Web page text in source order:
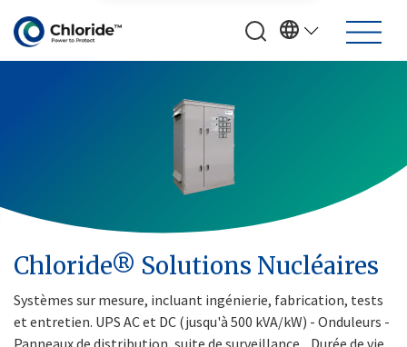
Chloride® Solutions Nucléaires
Systèmes sur mesure, incluant ingénierie, fabrication, tests
et entretien. UPS AC et DC (jusqu'à 500 kVA/kW) - Onduleurs -